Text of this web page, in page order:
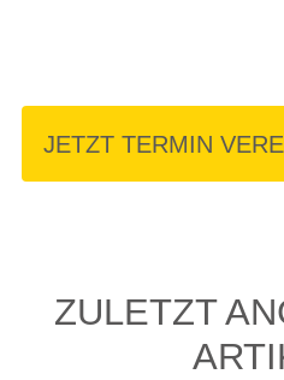
JETZT TERMIN
ZULETZT